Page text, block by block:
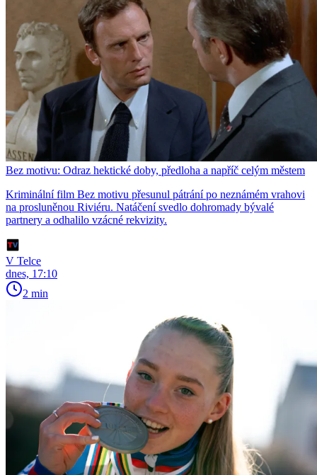
Bez motivu: Odraz hektické doby, předloha a napříč celým městem
Kriminální film Bez motivu přesunul pátrání po neznámém vrahovi
na prosluněnou Riviéru. Natáčení svedlo dohromady bývalé
partnery a odhalilo vzácné rekvizity.
V Telce
dnes, 17:10
2 min